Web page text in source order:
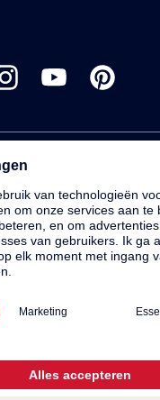
Service
Contact
© 2026 KWC Group AG